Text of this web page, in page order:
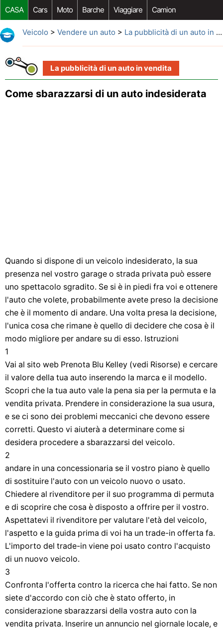
CASA Cars Moto Barche Viaggiare Camion
Riparazione Auto Acquisto Auto Car Opzioni Aftermarket
Veicolo > Vendere un auto > La pubblicità di un auto in vendita
La pubblicità di un auto in vendita
Come sbarazzarsi di un auto indesiderata
Quando si dispone di un veicolo indesiderato, la sua
presenza nel vostro garage o strada privata può essere
uno spettacolo sgradito. Se si è in piedi fra voi e ottenere
l'auto che volete, probabilmente avete preso la decisione
che è il momento di andare. Una volta presa la decisione,
l'unica cosa che rimane è quello di decidere che cosa è il
modo migliore per andare su di esso. Istruzioni
1
Vai al sito web Prenota Blu Kelley (vedi Risorse) e cercare
il valore della tua auto inserendo la marca e il modello.
Scopri che la tua auto vale la pena sia per la permuta e la
vendita privata. Prendere in considerazione la sua usura,
e se ci sono dei problemi meccanici che devono essere
corretti. Questo vi aiuterà a determinare come si
desidera procedere a sbarazzarsi del veicolo.
2
andare in una concessionaria se il vostro piano è quello
di sostituire l'auto con un veicolo nuovo o usato.
Chiedere al rivenditore per il suo programma di permuta
e di scoprire che cosa è disposto a offrire per il vostro.
Aspettatevi il rivenditore per valutare l'età del veicolo,
l'aspetto e la guida prima di voi ha un trade-in offerta fa.
L'importo del trade-in viene poi usato contro l'acquisto
di un nuovo veicolo.
3
Confronta l'offerta contro la ricerca che hai fatto. Se non
siete d'accordo con ciò che è stato offerto, in
considerazione sbarazzarsi della vostra auto con la
vendita privata. Inserire un annuncio nel giornale locale, e